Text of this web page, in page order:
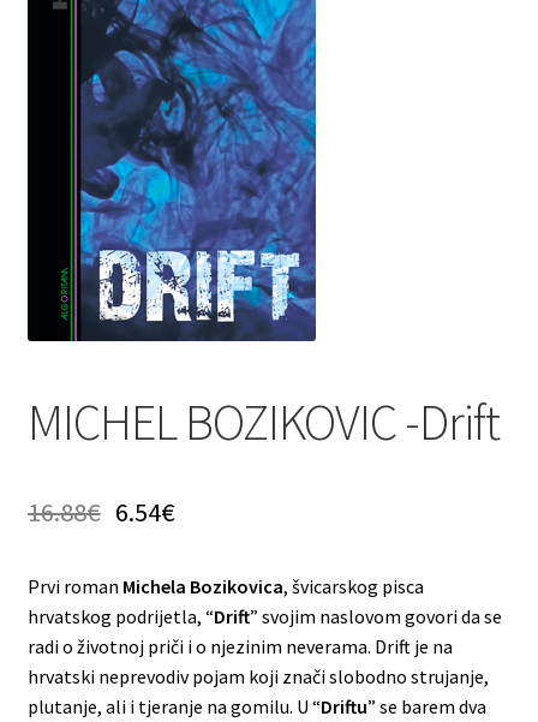
Privatnost podataka
Terms of Use
Uvjeti prodaje i dostava
MICHEL BOZIKOVIC -Drift
16.88€ 6.54€
Prvi roman Michela Bozikovica, švicarskog pisca
hrvatskog podrijetla, “Drift” svojim naslovom govori da se
radi o životnoj priči i o njezinim neverama. Drift je na
hrvatski neprevodiv pojam koji znači slobodno strujanje,
plutanje, ali i tjeranje na gomilu. U “Driftu” se barem dva